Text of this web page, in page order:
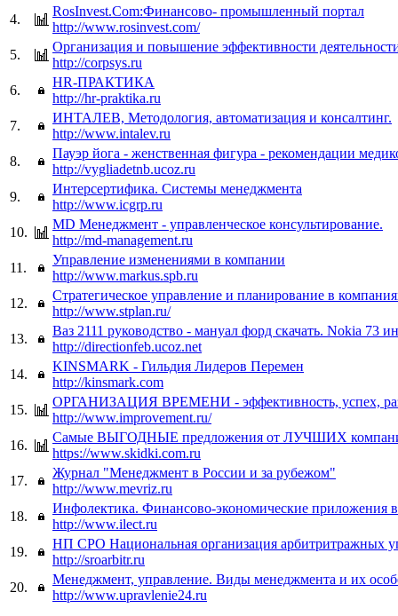
4.
RosInvest.Com:Финансово- промышленный портал
http://www.rosinvest.com/
5.
Организация и повышение эффективности
http://corpsys.ru
6.
HR-ПРАКТИКА
http://hr-praktika.ru
7.
ИНТАЛЕВ, Методология, автоматизация и консалтинг.
http://www.intalev.ru
8.
Пауэр йога - женственная фигура - рекомендации
http://vygliadetnb.ucoz.ru
9.
Интерсертифика. Системы менеджмента
http://www.icgrp.ru
10.
MD Менеджмент - управленческое консультирование.
http://md-management.ru
11.
Управление изменениями в компании
http://www.markus.spb.ru
12.
Стратегическое управление и планирование в
http://www.stplan.ru/
13.
Ваз 2111 руководство - мануал форд скачать. Nokia 73
http://directionfeb.ucoz.net
14.
KINSMARK - Гильдия Лидеров Перемен
http://kinsmark.com
15.
ОРГАНИЗАЦИЯ ВРЕМЕНИ - эффективность, успех,
http://www.improvement.ru/
16.
Самые ВЫГОДНЫЕ предложения от ЛУЧШИХ
https://www.skidki.com.ru
17.
Журнал "Менеджмент в России и за рубежом"
http://www.mevriz.ru
18.
Инфолектика. Финансово-экономические приложения
http://www.ilect.ru
19.
НП СРО Национальная организация арбитритражных
http://sroarbitr.ru
20.
Менеджмент, управление. Виды менеджмента и их
http://www.upravlenie24.ru